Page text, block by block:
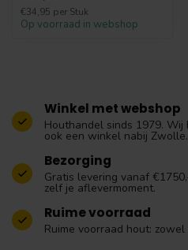
€34,95 per Stuk
Op voorraad in webshop
Winkel met webshop
Houthandel sinds 1979.
ook een winkel nabij Zwolle.
Bezorging
Gratis levering vanaf
zelf je aflevermoment.
Ruime voorraad
Ruime voorraad hout: